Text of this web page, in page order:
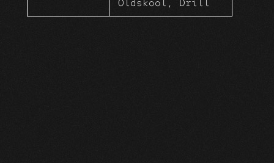
Oldskool, Drill